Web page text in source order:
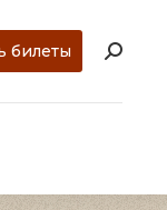
билеты
Контакты